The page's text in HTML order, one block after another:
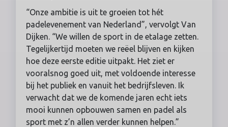
“Onze ambitie is uit te groeien tot hét
padelevenement van Nederland”, vervolgt Van
Dijken. “We willen de sport in de etalage zetten.
Tegelijkertijd moeten we reëel blijven en kijken
hoe deze eerste editie uitpakt. Het ziet er
vooralsnog goed uit, met voldoende interesse
bij het publiek en vanuit het bedrijfsleven. Ik
verwacht dat we de komende jaren echt iets
mooi kunnen opbouwen samen en padel als
sport met z’n allen verder kunnen helpen.”